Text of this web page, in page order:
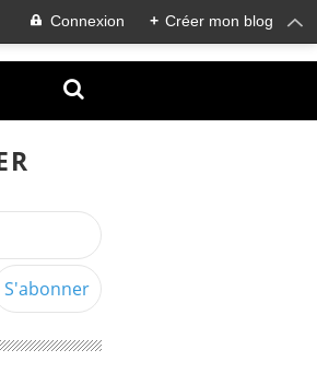
Connexion + Créer mon blog